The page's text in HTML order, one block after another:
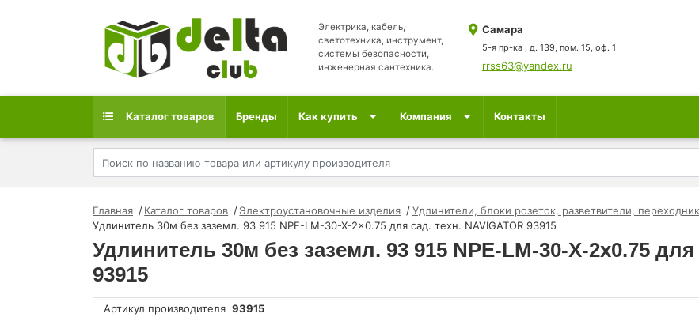
Электрика, кабель,
светотехника, инструмент,
системы безопасности,
инженерная сантехника.
Самара
5-я пр-ка , д. 139, пом. 15, оф. 1
rrss63@yandex.ru
Каталог товаров Бренды Как купить Компания Контакты
Главная Каталог товаров Электроустановочные изделия Удлинители, блоки розеток, разветвители,
Удлинитель 30м без заземл. 93 915 NPE-LM-30-X-2x0.75 для сад. техн. NAVIGATOR 93915
Удлинитель 30м без заземл. 93 915 NPE-LM-30-X-2x0.75 для
93915
Артикул производителя 93915